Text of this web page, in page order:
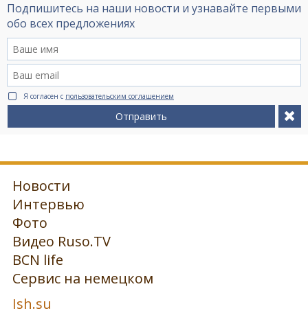
Подпишитесь на наши новости и узнавайте первыми
обо всех предложениях
Я согласен с пользовательским соглашением
Отправить
Новости
Интервью
Фото
Видео Ruso.TV
BCN life
Сервис на немецком
Ish.su